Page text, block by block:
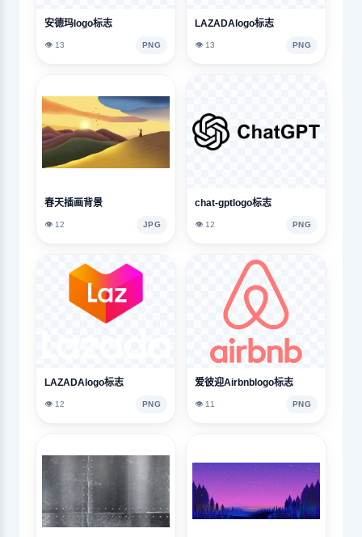
安德玛logo标志
👁️ 13 PNG
LAZADAlogo标志
👁️ 13 PNG
春天插画背景
👁️ 12 JPG
chat-gptlogo标志
👁️ 12 PNG
LAZADAlogo标志
👁️ 12 PNG
爱彼迎Airbnblogo标志
👁️ 11 PNG